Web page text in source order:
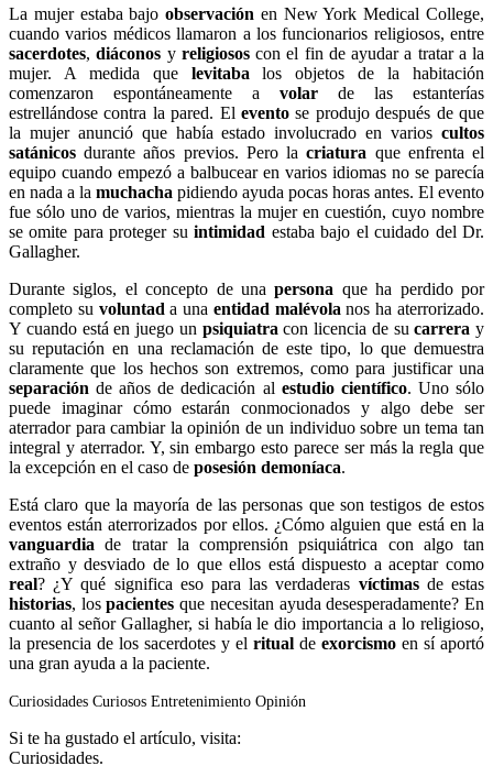
La mujer estaba bajoobservación en New York Medical College,
cuando varios médicos llamaron a los funcionarios religiosos, entre
sacerdotes,diáconos y religiosos con el fin de ayudar a tratar a la
mujer. A medida que levitabalos objetos de la habitación
comenzaron espontáneamente a volar de las estanterías
estrellándose contra la pared. El eventose produjo después de que
la mujer anunció que había estado involucrado en varios cultos
satánicosdurante años previos. Pero lacriatura que enfrenta el
equipo cuando empezó a balbucear en varios idiomas no se parecía
en nada a la muchacha pidiendo ayuda pocas horas antes. El evento
fue sólo uno de varios, mientras la mujer en cuestión, cuyo nombre
se omite para proteger suintimidad estaba bajo el cuidado del Dr.
Gallagher.
Durante siglos, el concepto de unapersona que ha perdido por
completo su voluntada una entidad malévolanos ha aterrorizado.
Y cuando está en juego un psiquiatracon licencia de sucarrera y
su reputación en una reclamación de este tipo, lo que demuestra
claramente que los hechos son extremos, como para justificar una
separaciónde años de dedicación al estudio científico. Uno sólo
puede imaginar cómo estarán conmocionados y algo debe ser
aterrador para cambiar la opinión de un individuo sobre un tema tan
integral y aterrador. Y, sin embargo esto parece ser más la regla que
la excepción en el caso de posesión demoníaca.
Está claro que la mayoría de las personas que son testigos de estos
eventos están aterrorizados por ellos. ¿Cómo alguien que está en la
vanguardiade tratar la comprensión psiquiátrica con algo tan
extraño y desviado de lo que ellos está dispuesto a aceptar como
real? ¿Y qué significa eso para las verdaderas víctimas de estas
historias, lospacientesque necesitan ayuda desesperadamente? En
cuanto al señor Gallagher, si había le dio importancia a lo religioso,
la presencia de los sacerdotes y el ritual de exorcismo en sí aportó
una gran ayuda a la paciente.
Curiosidades Curiosos Entretenimiento Opinión
Si te ha gustado el artículo, visita:
Curiosidades.